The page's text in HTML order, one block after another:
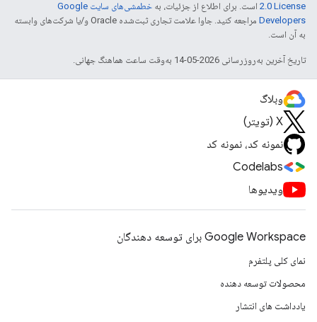
2.0 License است. برای اطلاع از جزئیات، به
خطمشی‌های سایت Google
Developers‏
مراجعه کنید. جاوا علامت تجاری ثبت‌شده Oracle و/یا شرکت‌های وابسته
به آن است.
تاریخ آخرین به‌روزرسانی 2026-05-14 به‌وقت ساعت هماهنگ جهانی.
وبلاگ
X (تویتر)
نمونه کد، نمونه کد
Codelabs
ویدیوها
Google Workspace برای توسعه دهندگان
نمای کلی پلتفرم
محصولات توسعه دهنده
یادداشت های انتشار